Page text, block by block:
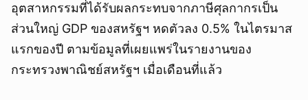
อุตสาหกรรมที่ได้รับผลกระทบจากภาษีศุลกากรเป็น
ส่วนใหญ่ GDP ของสหรัฐฯ หดตัวลง 0.5% ในไตรมาส
แรกของปี ตามข้อมูลที่เผยแพร่ในรายงานของ
กระทรวงพาณิชย์สหรัฐฯ เมื่อเดือนที่แล้ว